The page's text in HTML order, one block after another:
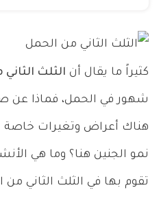
كثيراً ما يقال أن الثلث
شهور في الحمل، فماذا عن
هناك أعراض وتغيرات خاصة
نمو الجنين هنا؟ وما هي
تقوم بها في الثلث الثاني